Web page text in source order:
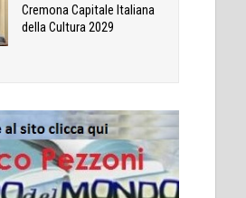
Cremona Capitale Italiana
della Cultura 2029